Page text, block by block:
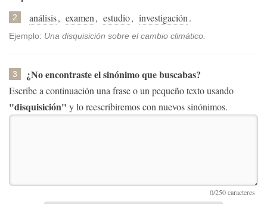
2 análisis, examen, estudio, investigación.
Ejemplo: Una disquisición sobre el cambio climático.
3 ¿No encontraste el sinónimo que buscabas?
Escribe a continuación una frase o un pequeño texto usando
"disquisición" y lo reescribiremos con nuevos sinónimos.